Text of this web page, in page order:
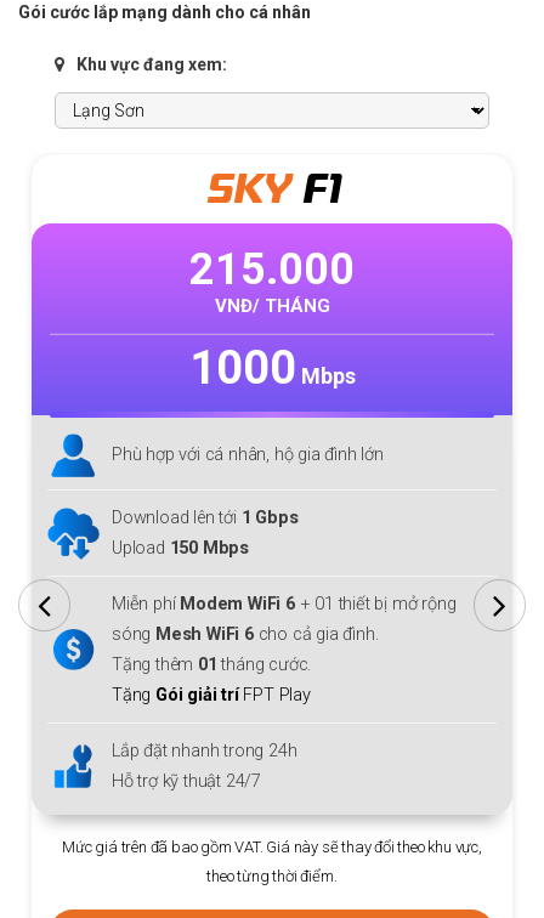
Gói cước lắp mạng dành cho cá nhân
Khu vực đang xem:
SKYF1
215.000
VNĐ/ THÁNG
1000Mbps
Phù hợp với cá nhân, hộ gia đình lớn
Download lên tới 1 Gbps
Upload150 Mbps
Miễn phíModem WiFi 6+ 01 thiết bị mở rộng
sóng
Mesh WiFi 6cho cả gia đình.
Tặng thêm 01tháng cước.
Gói giải tríFPT Play
Lắp đặt nhanh trong 24h
Hỗ trợ kỹ thuật 24/7
Mức giá trên đã bao gồm VAT. Giá này sẽ thay đổi theo khu vực,
theo từng thời điểm.